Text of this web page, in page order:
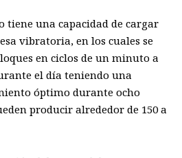
tiene una capacidad de cargar
vibratoria, en los cuales se
en ciclos de un minuto a
el día teniendo una
óptimo durante ocho
producir alrededor de 150 a